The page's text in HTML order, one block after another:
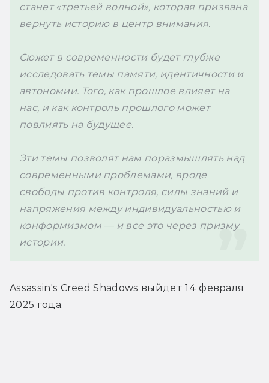
станет «третьей волной», которая призвана
вернуть историю в центр внимания.
Сюжет в современности будет глубже
исследовать темы памяти, идентичности и
автономии. Того, как прошлое влияет на
нас, и как контроль прошлого может
повлиять на будущее.
Эти темы позволят нам поразмышлять над
современными проблемами, вроде
свободы против контроля, силы знаний и
напряжения между индивидуальностью и
конформизмом — и все это через призму
Assassin's Creed Shadows выйдет 14 февраля
2025 года.